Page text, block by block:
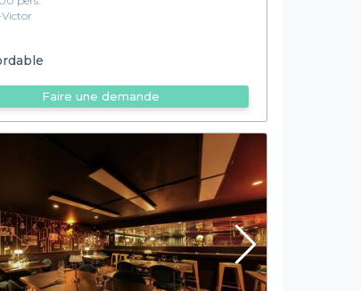
Faire une demande